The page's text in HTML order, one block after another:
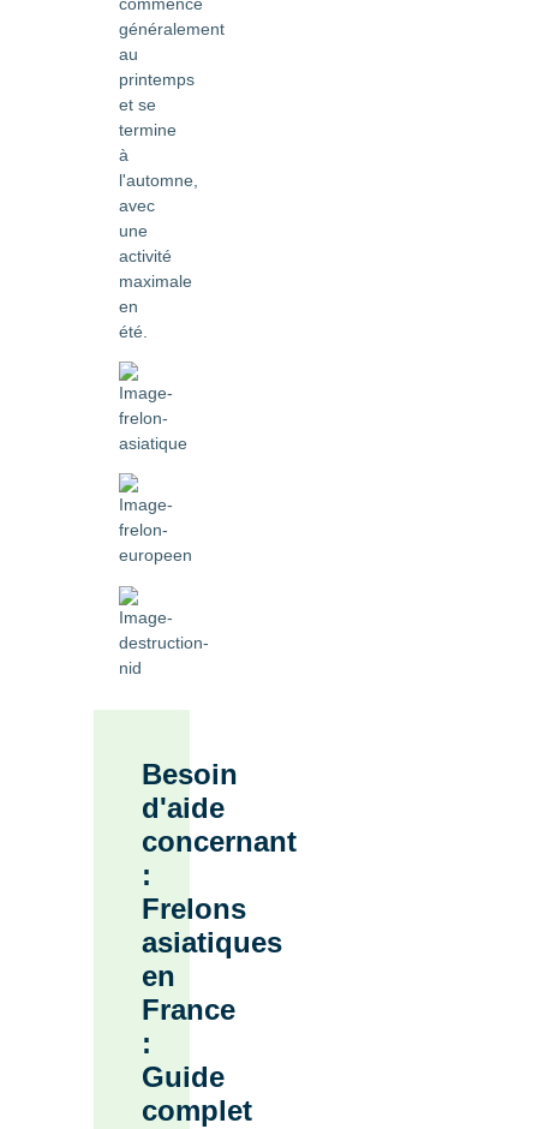
généralement
au
printemps
et se
termine
à
l'automne,
avec
une
activité
maximale
en
été.
Besoin
d'aide
concernant
:
Frelons
asiatiques
en
France
:
Guide
complet